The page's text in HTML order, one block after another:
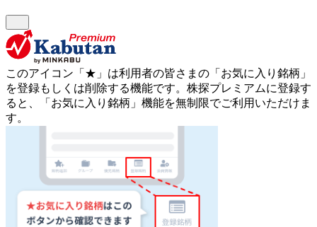
このアイコン 「★」 は利用者の皆さまの 「お気に入り銘柄」
を登録もしくは削除する機能です。 株探プレミアムに登録す
ると、「お気に入り銘柄」機能を無制限でご利用いただけま
す。